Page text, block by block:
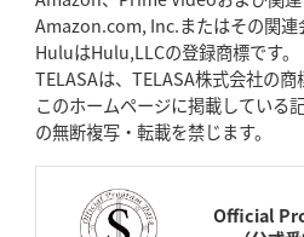
Amazon.com, Inc.またはその関連
HuluはHulu,LLCの登録商標です。
TELASAは、TELASA株式会社の商
このホームページに掲載している
の無断複写・転載を禁じます。
Official